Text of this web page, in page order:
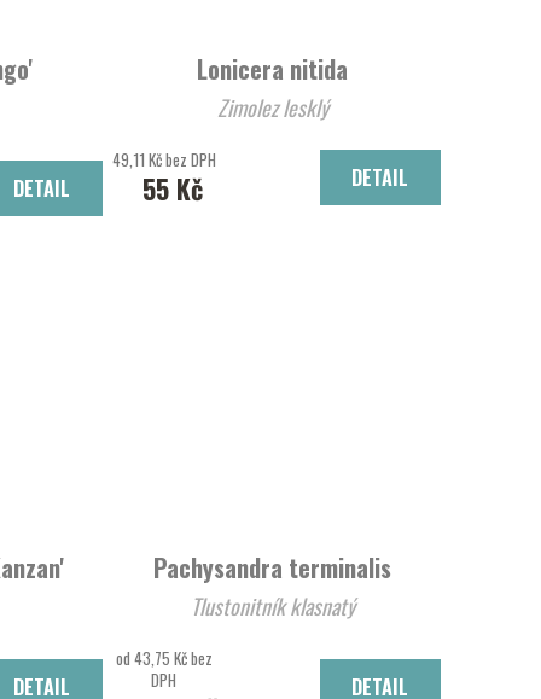
DETAIL
Lonicera nitida
Zimolez lesklý
49,11 Kč bez DPH
55 Kč DETAIL
DETAIL
Pachysandra terminalis
Tlustonitník klasnatý
od 43,75 Kč bez
DPH
DETAIL